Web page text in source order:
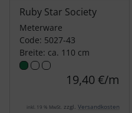
Ruby Star Society
Meterware
Code: 5027-43
Breite: ca. 110 cm
19,40 €/m
inkl. 19 % MwSt. zzgl. Versandkosten